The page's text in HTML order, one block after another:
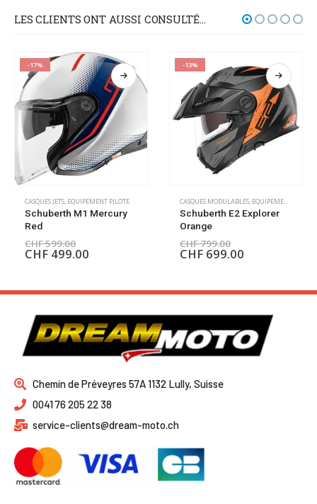
LES CLIENTS ONT AUSSI CONSULTÉ…
-17%
CASQUES JETS, EQUIPEMENT PILOTE
Schuberth M1 Mercury
Red
CHF599.00
CHF 499.00
-13%
CASQUES MODULABLES, EQUIPEMENT PILOTE
Schuberth E2 Explorer
Orange
CHF799.00
CHF 699.00
Chemin de Préveyres 57A 1132 Lully, Suisse
0041 76 205 22 38
service-clients@dream-moto.ch